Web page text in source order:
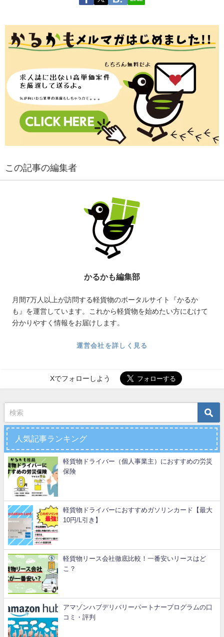
この記事の編集者
かるかも編集部
月間7万人以上が訪問する軽貨物のポータルサイト『かるか
も』を運営しています。これから軽貨物を始めたい方にむけて
分かりやすく情報をお届けします。
運営会社を詳しく見る
Xでフォローしよう
人気記事ランキング
軽貨物ドライバー（個人事業主）におすすめの労災
保険
軽貨物ドライバーにおすすめガソリンカード【最大
10円/L引き】
軽貨物リース会社徹底比較！一番安いリースはど
こ？
アマゾンハブデリバリーパートナープログラムの口
コミ・評判